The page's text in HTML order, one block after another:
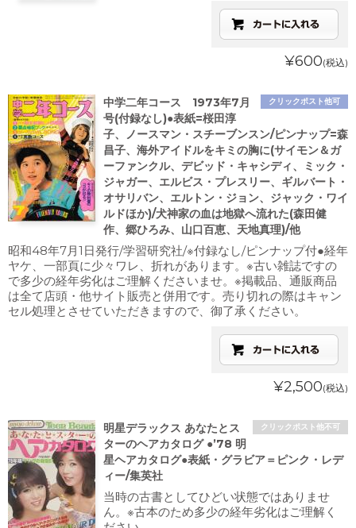
¥600(税込)
クリックポスト他可
中学二年コース 1973年7月
号(付録なし)●表紙=桜田淳
子、ノースマン・スチーブンスン/ピンナップ=森
昌子、海外アイドルをキミの胸に(サイモン＆ガ
ーファンクル、デビッド・キャシディ、ミック・
ジャガー、エルビス・プレスリー、ギルバート・
オサリバン、エルトン・ジョン、ジャック・ワイ
ルドほか)/犬神家の血は地獄へ流れた(森田健
作、郷ひろみ、山口百恵、天地真理)/他
昭和48年7月1日発行/学習研究社/※付録なし/ピンナップ付●経年
ヤケ、一部頁に少々ワレ、折れがあります。※古い雑誌ですの
で多少の経年劣化はご理解くださいませ。※掲載品、通販商品
は全て店頭・他サイト販売と併用です。売り切れの際はキャン
セル処理とさせていただきますので、御了承ください。
¥2,500(税込)
クリックポスト他不可
明星デラックス あなたとス
ターのヘアカタログ ●’78 明
星ヘアカタログ●表紙・グラビア＝ピンク・レデ
ィー/集英社
当時の古書としてひどい状態ではありませ
ん。※古本のため多少の経年劣化はご理解く